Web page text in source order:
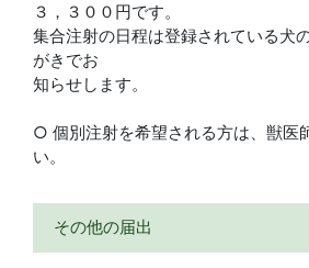
３，３００円です。
集合注射の日程は登録されている犬
がきでお
知らせします。
○ 個別注射を希望される方は、獣医
い。
その他の届出